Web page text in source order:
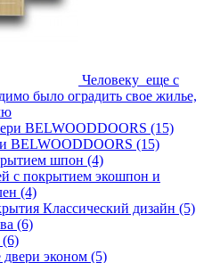
Человеку еще с
было оградить свое жилье,
BELWOODDOORS (15)
шпон (4)
с покрытием экошпон и
(4)
Классический дизайн (5)
(6)